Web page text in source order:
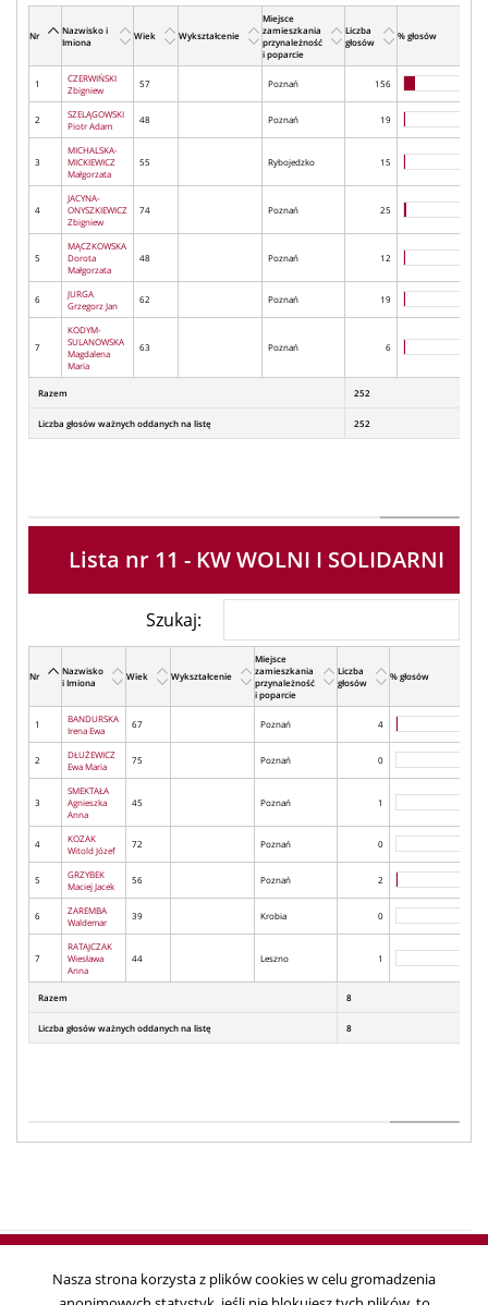
Nr
Nazwisko i
Imiona
Wiek Wykształcenie
Miejsce
zamieszkania
przynależność
i poparcie
Liczba
głosów
% głosów
1
CZERWIŃSKI
Zbigniew
57 Poznań 156
2
SZELĄGOWSKI
Piotr Adam
48 Poznań 19
3
MICHALSKA-
MICKIEWICZ
Małgorzata
55 Rybojedzko 15
4
JACYNA-
ONYSZKIEWICZ
Zbigniew
74 Poznań 25
5
MĄCZKOWSKA
Dorota
Małgorzata
48 Poznań 12
6
JURGA
Grzegorz Jan
62 Poznań 19
7
KODYM-
SULANOWSKA
Magdalena
Maria
63 Poznań 6
Razem 252
Liczba głosów ważnych oddanych na listę 252
Lista nr 11 - KW WOLNI I SOLIDARNI
Szukaj:
Nr
Nazwisko
i Imiona
Wiek Wykształcenie
Miejsce
zamieszkania
przynależność
i poparcie
Liczba
głosów
% głosów
1
BANDURSKA
Irena Ewa
67 Poznań 4
2
DŁUŻEWICZ
Ewa Maria
75 Poznań 0
3
SMEKTAŁA
Agnieszka
Anna
45 Poznań 1
4
KOZAK
Witold Józef
72 Poznań 0
5
GRZYBEK
Maciej Jacek
56 Poznań 2
6
ZAREMBA
Waldemar
39 Krobia 0
7
RATAJCZAK
Wiesława
Anna
44 Leszno 1
Razem 8
Liczba głosów ważnych oddanych na listę 8
Nasza strona korzysta z plików cookies w celu gromadzenia